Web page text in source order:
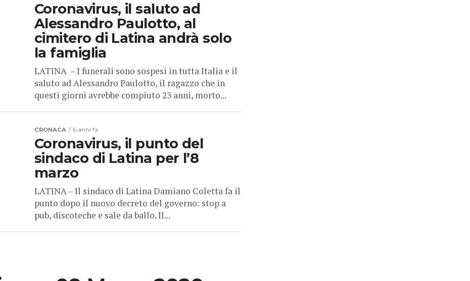
Coronavirus, il saluto ad
Alessandro Paulotto, al
cimitero di Latina andrà solo
la famiglia
LATINA – I funerali sono sospesi in tutta Italia e il
saluto ad Alessandro Paulotto, il ragazzo che in
questi giorni avrebbe compiuto 23 anni, morto...
CRONACA 6 anni fa
Coronavirus, il punto del
sindaco di Latina per l’8
marzo
LATINA – Il sindaco di Latina Damiano Coletta fa il
punto dopo il nuovo decreto del governo: stop a
pub, discoteche e sale da ballo. Il...